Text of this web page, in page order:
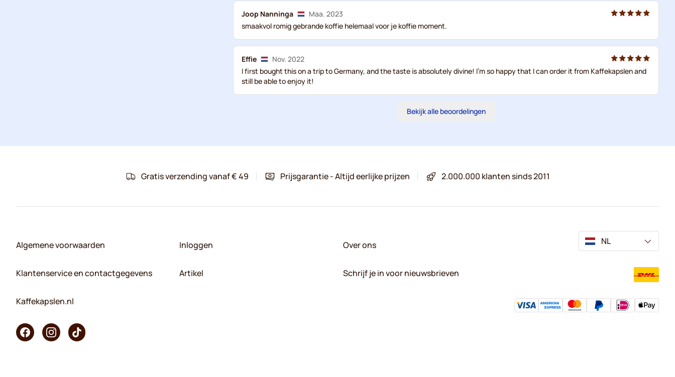
Joop Nanninga
Maa. 2023
smaakvol romig gebrande koffie helemaal voor je koffie moment.
Effie
Nov. 2022
I first bought this on a trip to Germany, and the taste is absolutely divine! I'm so happy that I can order it from Kaffekapslen and
still be able to enjoy it!
Bekijk alle beoordelingen
Gratis verzending vanaf € 49 Prijsgarantie - Altijd eerlijke prijzen 2.000.000 klanten sinds 2011
Algemene voorwaarden
Klantenservice en contactgegevens
Kaffekapslen.nl
Inloggen
Artikel
Over ons
Schrijf je in voor nieuwsbrieven
NL